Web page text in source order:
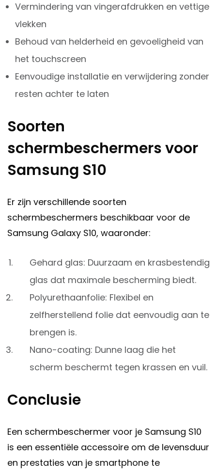
Vermindering van vingerafdrukken en vettige
vlekken
Behoud van helderheid en gevoeligheid van
het touchscreen
Eenvoudige installatie en verwijdering zonder
resten achter te laten
Soorten
schermbeschermers voor
Samsung S10
Er zijn verschillende soorten
schermbeschermers beschikbaar voor de
Samsung Galaxy S10, waaronder:
Gehard glas: Duurzaam en krasbestendig
glas dat maximale bescherming biedt.
Polyurethaanfolie: Flexibel en
zelfherstellend folie dat eenvoudig aan te
brengen is.
Nano-coating: Dunne laag die het
scherm beschermt tegen krassen en vuil.
Conclusie
Een schermbeschermer voor je Samsung S10
is een essentiële accessoire om de levensduur
en prestaties van je smartphone te